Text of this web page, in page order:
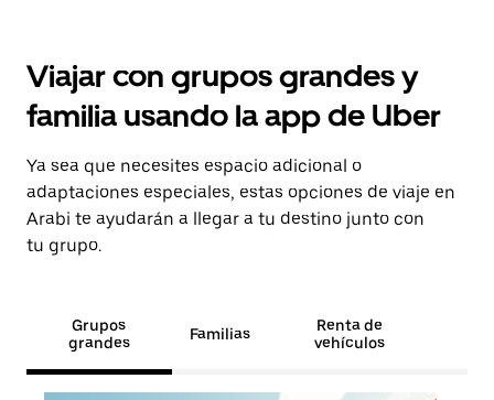
Viajar con grupos grandes y
familia usando la app de Uber
Ya sea que necesites espacio adicional o
adaptaciones especiales, estas opciones de viaje en
Arabi te ayudarán a llegar a tu destino junto con
tu grupo.
Grupos
grandes
Familias
Renta de
vehículos